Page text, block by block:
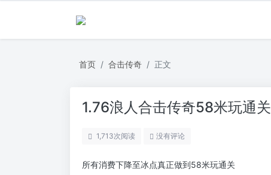
首页 合击传奇 正文
1.76浪人合击传奇58米玩通关
1,713次阅读 没有评论
所有消费下降至冰点真正做到58米玩通关